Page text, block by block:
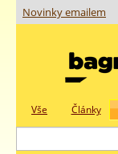
Novinky emailem
Vše Články